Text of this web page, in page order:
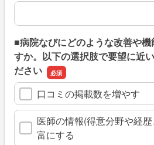
上記のように回答された具体的
■病院なびにどのような改善や
すか。以下の選択肢で要望に近
ださい
口コミの掲載数を増やす
医師の情報(得意分野や経
富にする